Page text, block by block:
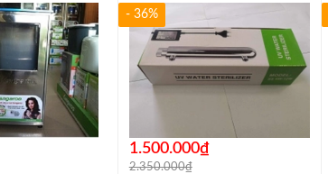
- 36%
1.500.000₫
2.350.000₫